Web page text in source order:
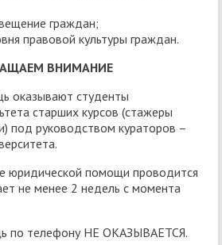
граждан;
правовой культуры граждан.
ВНИМАНИЕ
оказывают студенты
старших курсов (стажеры
под руководством кураторов –
юридической помощи проводится
не менее 2 недель с момента
по телефону НЕ ОКАЗЫВАЕТСЯ.